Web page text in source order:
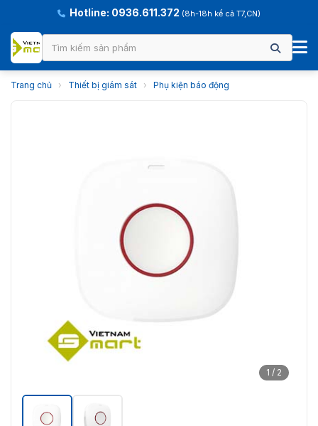
Hotline: 0936.611.372 (8h-18h kể cả T7,CN)
Trang chủ › Thiết bị giám sát › Phụ kiện báo động
1 / 2